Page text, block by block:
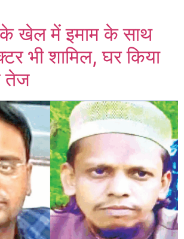
खेल में इमाम के साथ
भी शामिल, घर किया
तेज